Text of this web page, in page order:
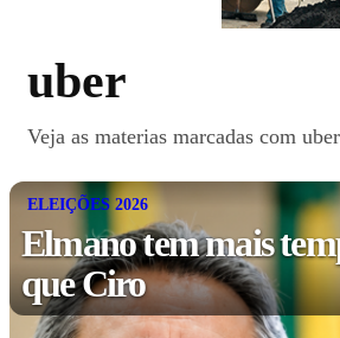
uber
Veja as materias marcadas com
ELEIÇÕES 2026
Elmano tem mais
que Ciro